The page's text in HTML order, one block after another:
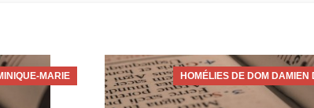
MARIE HOMÉLIES DE DOM DAMIEN